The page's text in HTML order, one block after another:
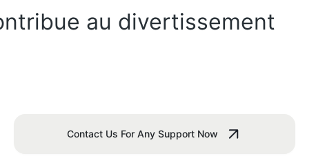
au divertissement
Contact Us For Any Support Now